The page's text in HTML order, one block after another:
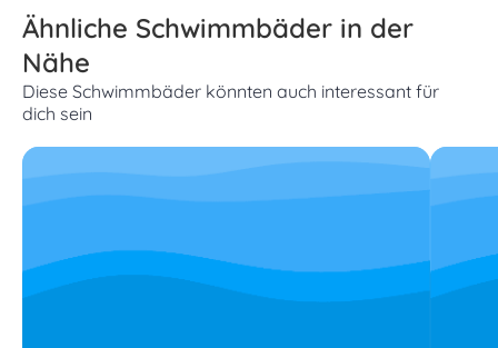
Ähnliche Schwimmbäder in der
Nähe
Diese Schwimmbäder könnten auch interessant für
dich sein